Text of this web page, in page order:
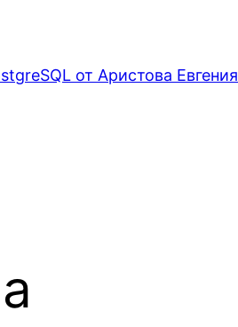
от Аристова Евгения